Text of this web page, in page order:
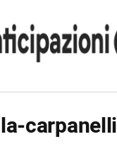
carpanelli